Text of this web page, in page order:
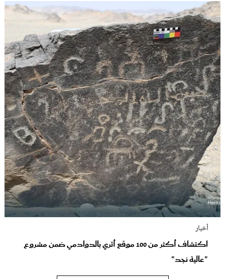
أخبار
اكتشاف أكثر من 100 موقع أثري بالدوادمي ضمن مشروع
"عالية نجد"